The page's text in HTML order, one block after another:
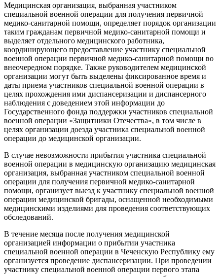
Медицинская организация, выбранная участником
специальной военной операции для получения первичной
медико-санитарной помощи, определяет порядок организации
таким гражданам первичной медико-санитарной помощи и
выделяет отдельного медицинского работника,
координирующего предоставление участнику специальной
военной операции первичной медико-санитарной помощи во
внеочередном порядке. Также руководителем медицинской
организации могут быть выделены фиксированное время и
даты приема участников специальной военной операции в
целях прохождения ими диспансеризации и диспансерного
наблюдения с доведением этой информации до
Государственного фонда поддержки участников специальной
военной операции «Защитники Отечества», в том числе в
целях организации доезда участника специальной военной
операции до медицинской организации.
В случае невозможности прибытия участника специальной
военной операции в медицинскую организацию медицинская
организация, выбранная участником специальной военной
операции для получения первичной медико-санитарной
помощи, организует выезд к участнику специальной военной
операции медицинской бригады, оснащенной необходимыми
медицинскими изделиями для проведения соответствующих
обследований.
В течение месяца после получения медицинской
организацией информации о прибытии участника
специальной военной операции в Чеченскую Республику ему
организуется проведение диспансеризации. При проведении
участнику специальной военной операции первого этапа